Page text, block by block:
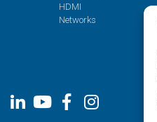
HDMI
Networks